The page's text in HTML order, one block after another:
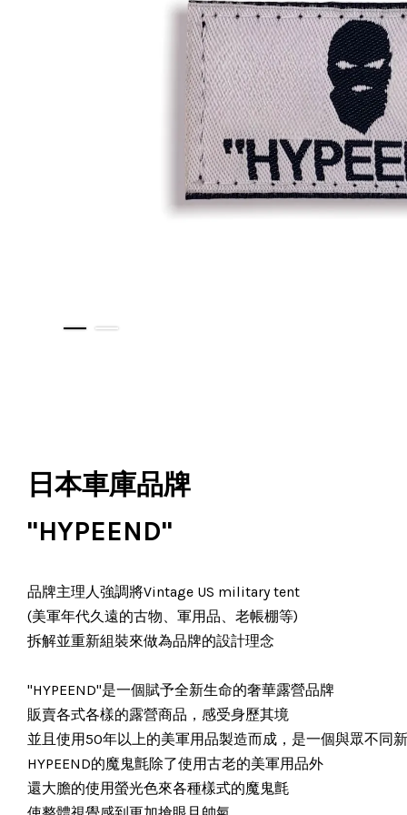
日本車庫品牌
"HYPEEND"
品牌主理人強調將Vintage US military tent
(美軍年代久遠的古物、軍用品、老帳棚等)
拆解並重新組裝來做為品牌的設計理念
"HYPEEND"是一個賦予全新生命的奢華露營品牌
販賣各式各樣的露營商品，感受身歷其境
並且使用50年以上的美軍用品製造而成，是一個與眾不同
HYPEEND的魔鬼氈除了使用古老的美軍用品外
還大膽的使用螢光色來各種樣式的魔鬼氈